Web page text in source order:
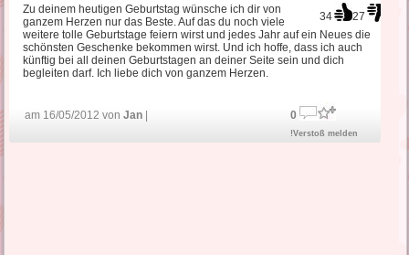
34 27
Zu deinem heutigen Geburtstag wünsche ich dir von
ganzem Herzen nur das Beste. Auf das du noch viele
weitere tolle Geburtstage feiern wirst und jedes Jahr auf ein Neues die
schönsten Geschenke bekommen wirst. Und ich hoffe, dass ich auch
künftig bei all deinen Geburtstagen an deiner Seite sein und dich
begleiten darf. Ich liebe dich von ganzem Herzen.
am 16/05/2012 vonJan 0
!Verstoß melden